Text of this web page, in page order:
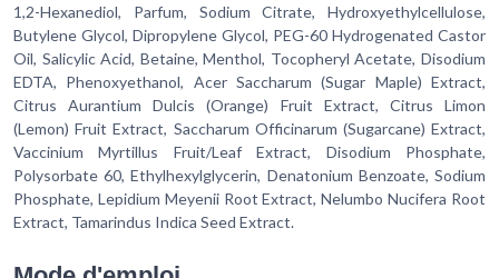
1,2-Hexanediol, Parfum, Sodium Citrate, Hydroxyethylcellulose,
Butylene Glycol, Dipropylene Glycol, PEG-60 Hydrogenated Castor
Oil, Salicylic Acid, Betaine, Menthol, Tocopheryl Acetate, Disodium
EDTA, Phenoxyethanol, Acer Saccharum (Sugar Maple) Extract,
Citrus Aurantium Dulcis (Orange) Fruit Extract, Citrus Limon
(Lemon) Fruit Extract, Saccharum Officinarum (Sugarcane) Extract,
Vaccinium Myrtillus Fruit/Leaf Extract, Disodium Phosphate,
Polysorbate 60, Ethylhexylglycerin, Denatonium Benzoate, Sodium
Phosphate, Lepidium Meyenii Root Extract, Nelumbo Nucifera Root
Extract, Tamarindus Indica Seed Extract.